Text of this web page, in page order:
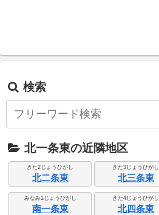
検索
北一条東の近隣地区
きた2じょうひがし
北二条東
きた3じょうひがし
北三条東
みなみ1じょうひがし
南一条東
きた4じょうひがし
北四条東